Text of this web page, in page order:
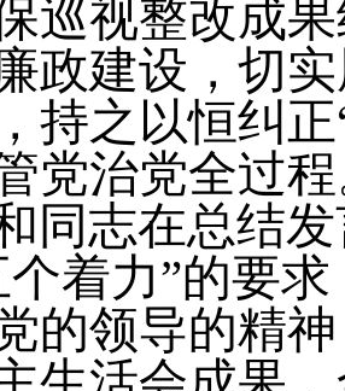
巡视整改成
政建设，切
持之以恒纠
党治党全过
同志在总结
个着力”的要
的领导的精